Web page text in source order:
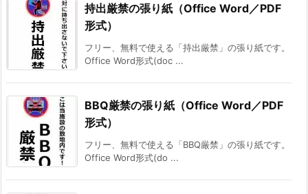
持出厳禁の張り紙（Office Word／PDF
形式）
フリー、無料で使える「持出厳禁」の張り紙です。
Office Word形式(doc ...
BBQ厳禁の張り紙（Office Word／PDF
形式）
フリー、無料で使える「BBQ厳禁」の張り紙です。
Office Word形式(do ...